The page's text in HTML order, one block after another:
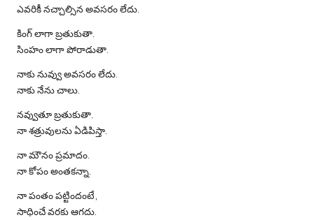
ఎవరికీ నచ్చాల్సిన అవసరం లేదు.
కింగ్ లాగా బ్రతుకుతా.
సింహం లాగా పోరాడుతా.
నాకు నువ్వు అవసరం లేదు.
నాకు నేను చాలు.
నవ్వుతూ బ్రతుకుతా.
నా శత్రువులను ఏడిపిస్తా.
నా మౌనం ప్రమాదం.
నా కోపం అంతకన్నా.
నా పంతం పట్టిందంటే,
సాధించే వరకు ఆగదు.